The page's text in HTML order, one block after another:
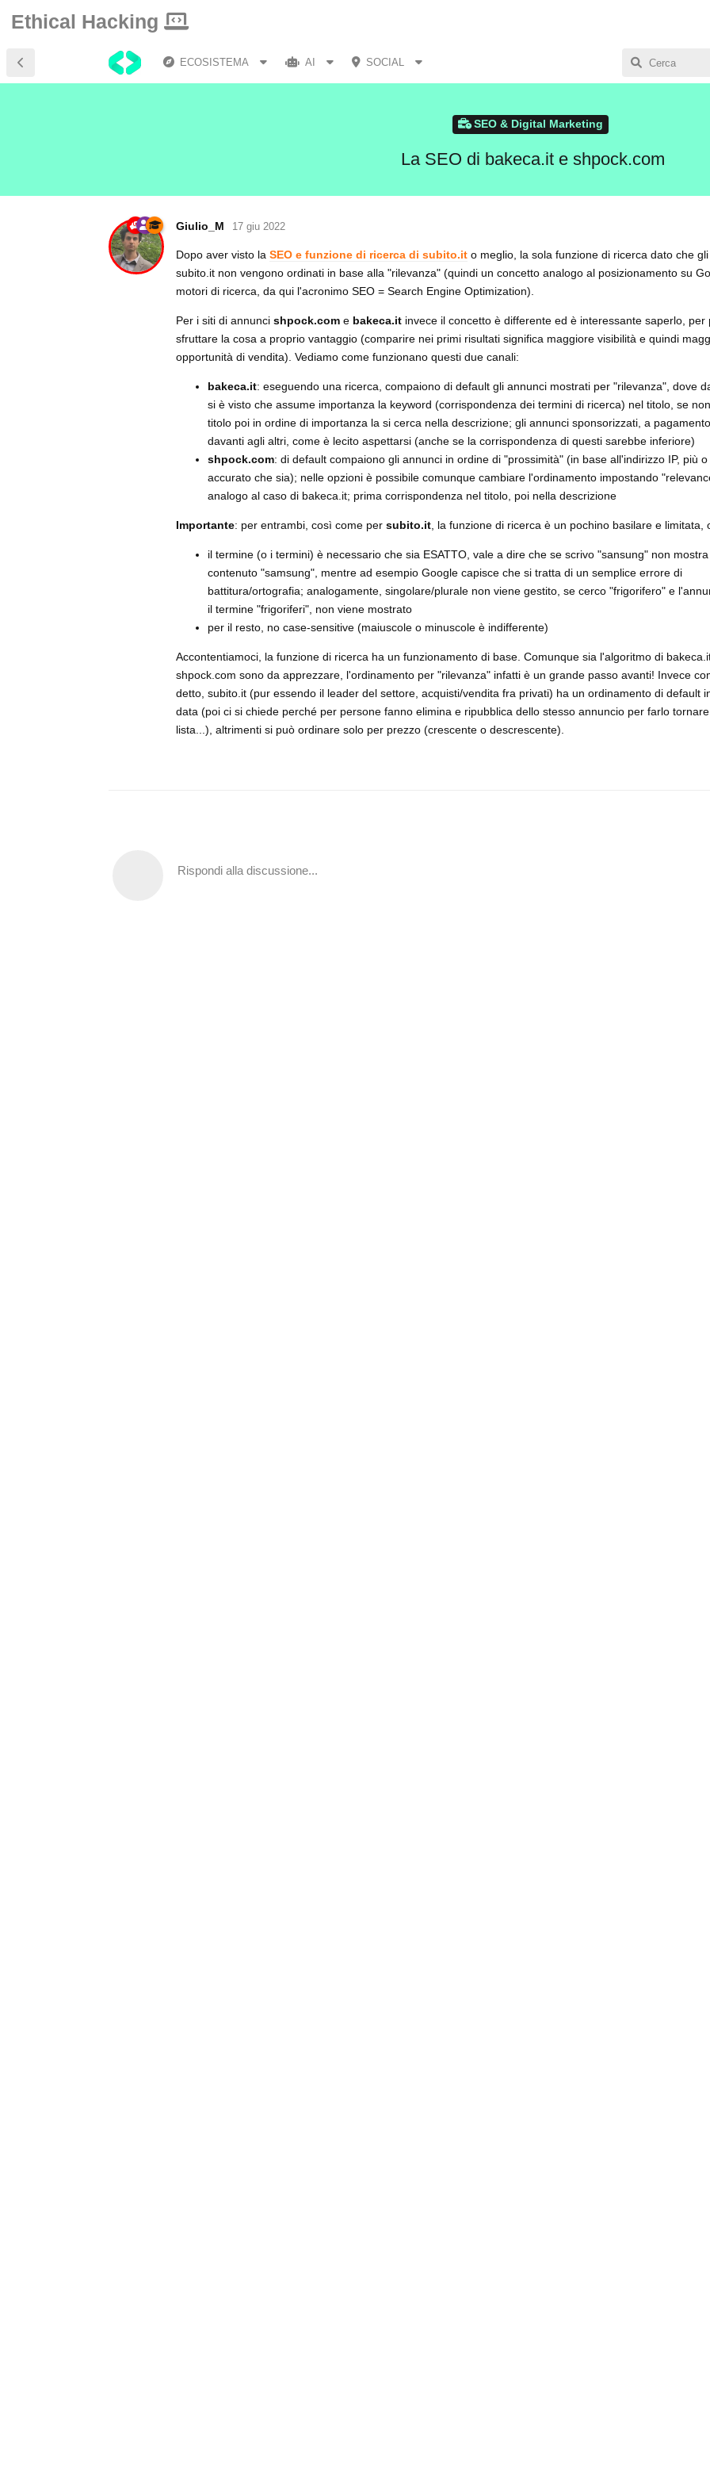
Ethical Hacking
ECOSISTEMA AI SOCIAL
SEO & Digital Marketing
La SEO di bakeca.it e shpock.com
Giulio_M 17 giu 2022
Dopo aver visto la SEO e funzione di ricerca di subito.it o meglio, la sola funzione di ricerca dato che
subito.it non vengono ordinati in base alla "rilevanza" (quindi un concetto analogo al posizionamento su
motori di ricerca, da qui l'acronimo SEO = Search Engine Optimization).
Per i siti di annunci shpock.com e bakeca.it invece il concetto è differente ed è interessante saperlo, per
sfruttare la cosa a proprio vantaggio (comparire nei primi risultati significa maggiore visibilità e quindi
opportunità di vendita). Vediamo come funzionano questi due canali:
bakeca.it: eseguendo una ricerca, compaiono di default gli annunci mostrati per "rilevanza", dove
si è visto che assume importanza la keyword (corrispondenza dei termini di ricerca) nel titolo, se
titolo poi in ordine di importanza la si cerca nella descrizione; gli annunci sponsorizzati, a
davanti agli altri, come è lecito aspettarsi (anche se la corrispondenza di questi sarebbe inferiore)
shpock.com: di default compaiono gli annunci in ordine di "prossimità" (in base all'indirizzo IP, più
accurato che sia); nelle opzioni è possibile comunque cambiare l'ordinamento impostando
analogo al caso di bakeca.it; prima corrispondenza nel titolo, poi nella descrizione
Importante: per entrambi, così come per subito.it , la funzione di ricerca è un pochino basilare e limitata,
il termine (o i termini) è necessario che sia ESATTO, vale a dire che se scrivo "sansung" non
contenuto "samsung", mentre ad esempio Google capisce che si tratta di un semplice errore di
battitura/ortografia; analogamente, singolare/plurale non viene gestito, se cerco "frigorifero" e
il termine "frigoriferi", non viene mostrato
per il resto, no case-sensitive (maiuscole o minuscole è indifferente)
Accontentiamoci, la funzione di ricerca ha un funzionamento di base. Comunque sia l'algoritmo di
shpock.com sono da apprezzare, l'ordinamento per "rilevanza" infatti è un grande passo avanti! Invece
detto, subito.it (pur essendo il leader del settore, acquisti/vendita fra privati) ha un ordinamento di default
data (poi ci si chiede perché per persone fanno elimina e ripubblica dello stesso annuncio per farlo
lista...), altrimenti si può ordinare solo per prezzo (crescente o descrescente).
Rispondi alla discussione...